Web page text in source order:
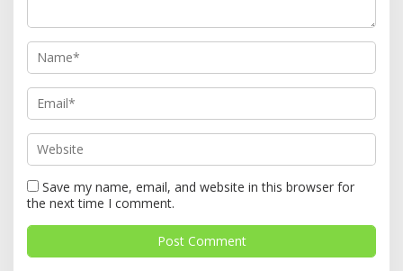
Save my name, email, and website in this browser for
the next time I comment.